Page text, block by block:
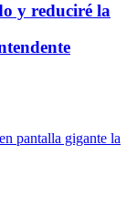
y reduciré la